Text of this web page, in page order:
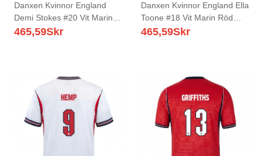
Danxen Kvinnor England
Demi Stokes #20 Vit Marin
Röd Hemmatröja Matchtröjor
465,59Skr
Danxen Kvinnor England Ella
Toone #18 Vit Marin Röd
Hemmatröja Matchtröjor 26-
465,59Skr